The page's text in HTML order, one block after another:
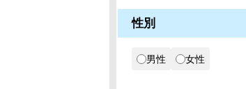
性別
男性 女性